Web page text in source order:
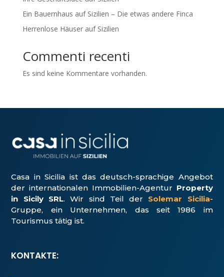
Ein Bauernhaus auf Sizilien – Die etwas andere Finca
Herrenlose Häuser auf Sizilien
Commenti recenti
Es sind keine Kommentare vorhanden.
Casa in Sicilia ist das deutsch-sprachige Angebot
der internationalen Immobilien-Agentur Property
in Sicily SRL. Wir sind Teil der Solemar Sicilia-
Gruppe, ein Unter­nehmen, das seit 1986 im
Tourismus tätig ist.
KONTAKTE: